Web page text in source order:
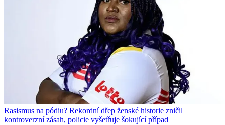
Rasismus na pódiu? Rekordní dřep ženské historie zničil
kontroverzní zásah, policie vyšetřuje šokující případ